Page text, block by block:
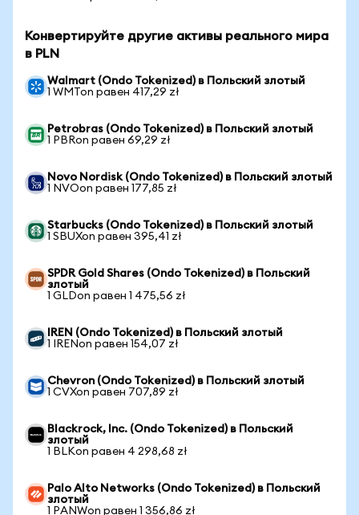
Конвертируйте другие активы реального мира
в PLN
Walmart (Ondo Tokenized) в Польский злотый
1 WMTon равен 417,29 zł
Petrobras (Ondo Tokenized) в Польский злотый
1 PBRon равен 69,29 zł
Novo Nordisk (Ondo Tokenized) в Польский злотый
1 NVOon равен 177,85 zł
Starbucks (Ondo Tokenized) в Польский злотый
1 SBUXon равен 395,41 zł
SPDR Gold Shares (Ondo Tokenized) в Польский
злотый
1 GLDon равен 1 475,56 zł
IREN (Ondo Tokenized) в Польский злотый
1 IRENon равен 154,07 zł
Chevron (Ondo Tokenized) в Польский злотый
1 CVXon равен 707,89 zł
Blackrock, Inc. (Ondo Tokenized) в Польский
злотый
1 BLKon равен 4 298,68 zł
Palo Alto Networks (Ondo Tokenized) в Польский
злотый
1 PANWon равен 1 356,86 zł